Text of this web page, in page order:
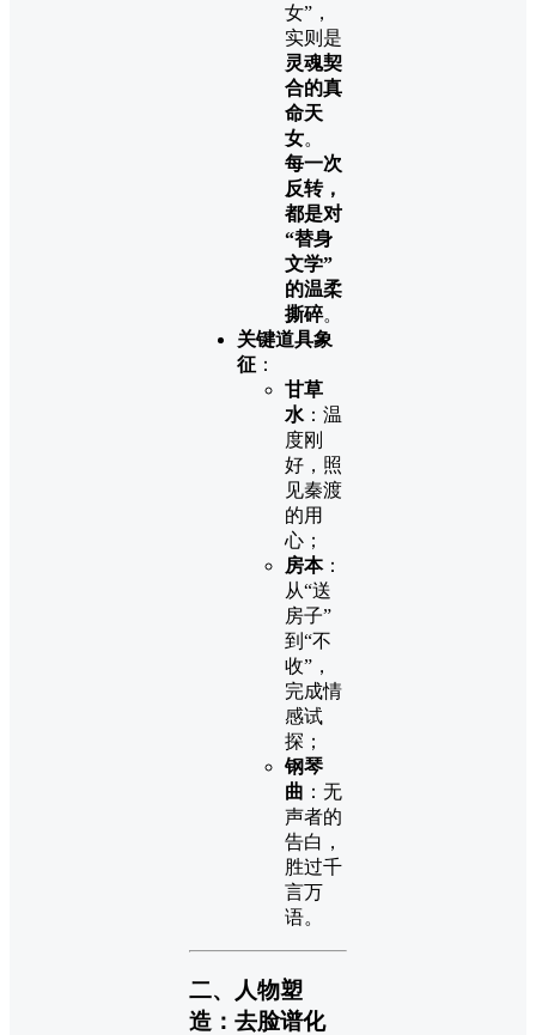
女”，
实则是
灵魂契
合的真
命天
女。
每一次
反转，
都是对
“替身
文学”
的温柔
撕碎。
关键道具象
征 ：
甘草
水 ：温
度刚
好，照
见秦渡
的用
心；
房本：
从“送
房子”
到“不
收”，
完成情
感试
探；
钢琴
曲 ：无
声者的
告白，
胜过千
言万
语。
二、人物塑
造：去脸谱化